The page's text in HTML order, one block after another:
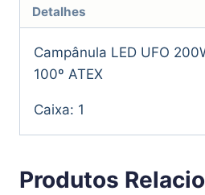
Detalhes
Campânula LED UFO
100º ATEX
Caixa: 1
Produtos